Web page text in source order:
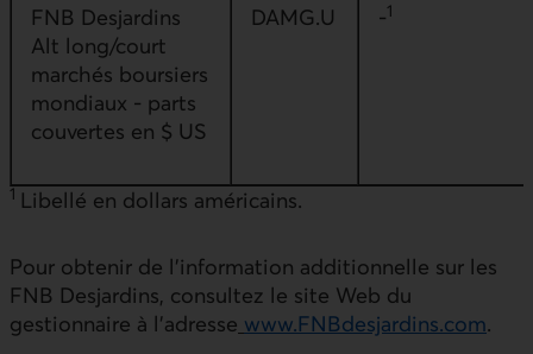
FNB Desjardins
Alt long/court
marchés boursiers
mondiaux - parts
couvertes en $ US
DAMG.U -1
1 Libellé en dollars américains.
Pour obtenir de l’information additionnelle sur les
FNB Desjardins, consultez le site Web du
gestionnaire à l’adresse www.FNBdesjardins.com.